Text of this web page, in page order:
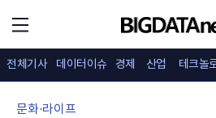
전체기사 데이터이슈 경제 산업 테크놀
문화·라이프